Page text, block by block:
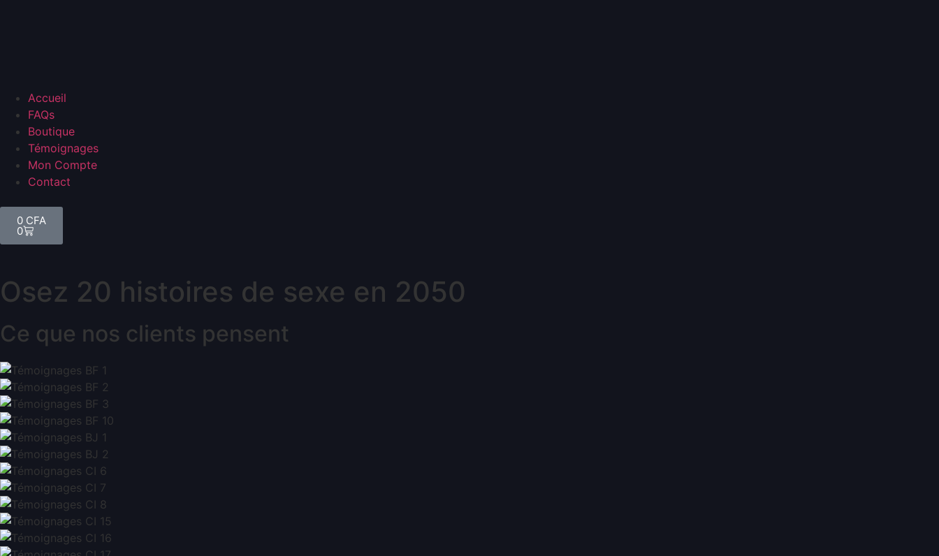
Accueil
FAQs
Boutique
Témoignages
Mon Compte
Contact
0 CFA
0
Osez 20 histoires de sexe en 2050
Ce que nos clients pensent